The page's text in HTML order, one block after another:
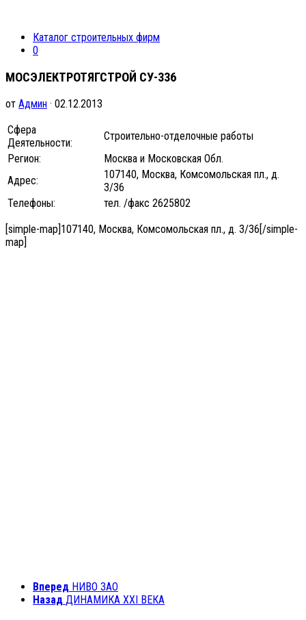
Каталог строительных фирм
0
МОСЭЛЕКТРОТЯГСТРОЙ СУ-336
от Админ · 02.12.2013
Сфера
Деятельности:
Строительно-отделочные работы
Регион:
Москва и Московская Обл.
Адрес:
107140, Москва, Комсомольская пл., д.
3/36
Телефоны:
тел. /факс 2625802
[simple-map]107140, Москва, Комсомольская пл., д. 3/36[/simple-
map]
Вперед НИВО ЗАО
Назад ДИНАМИКА XXI ВЕКА